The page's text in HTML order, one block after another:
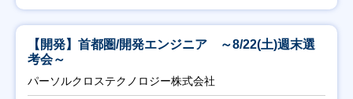
【開発】首都圏/開発エンジニア ～8/22(土)週末選
考会～
パーソルクロステクノロジー株式会社